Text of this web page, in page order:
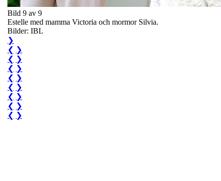
Bild 9 av 9
Estelle med mamma Victoria och mormor Silvia.
Bilder: IBL
❯
❮ ❯
❮ ❯
❮ ❯
❮ ❯
❮ ❯
❮ ❯
❮ ❯
❮ ❯